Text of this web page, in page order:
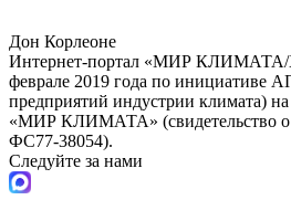
Дон Корлеоне
Интернет-портал «МИР
феврале 2019 года по инициативе
предприятий индустрии климата) на
«МИР КЛИМАТА» (свидетельство
ФС77-38054).
Следуйте за нами